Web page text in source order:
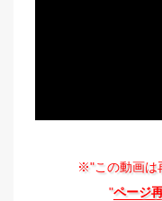
※"この動画は
"ページ